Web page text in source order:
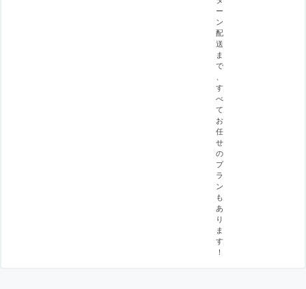
ー
ン
配
送
ま
で
、
す
べ
て
お
任
せ
の
プ
ラ
ン
も
あ
り
ま
す
！